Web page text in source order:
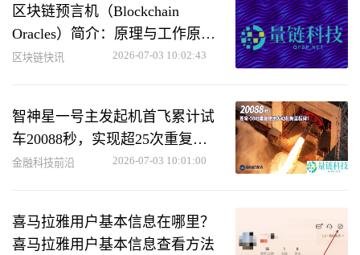
区块链预言机（Blockchain
Oracles）简介：原理与工作原理
详解
区块链快讯 2026-07-03 10:02:43
智神星一号主发起机首飞累计试
车20088秒，实现超25次重复使
用
金融科技前沿 2026-07-03 10:01:00
喜马拉雅用户基本信息在哪里？
喜马拉雅用户基本信息查看方法